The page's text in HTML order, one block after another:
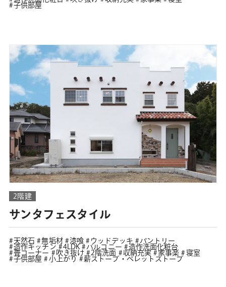
子供部屋
2階建
サンタフェスタイル
天然石 無垢材 漆喰 ウッドデッキ
パントリー
造作キッチン
4LDK バルコニー
造作洗面化粧台
畳コーナー
吹き抜け 2階洗面 収納充実 家事楽
寝室
子供部屋
小上がり 薪ストーブ・ペレットストーブ